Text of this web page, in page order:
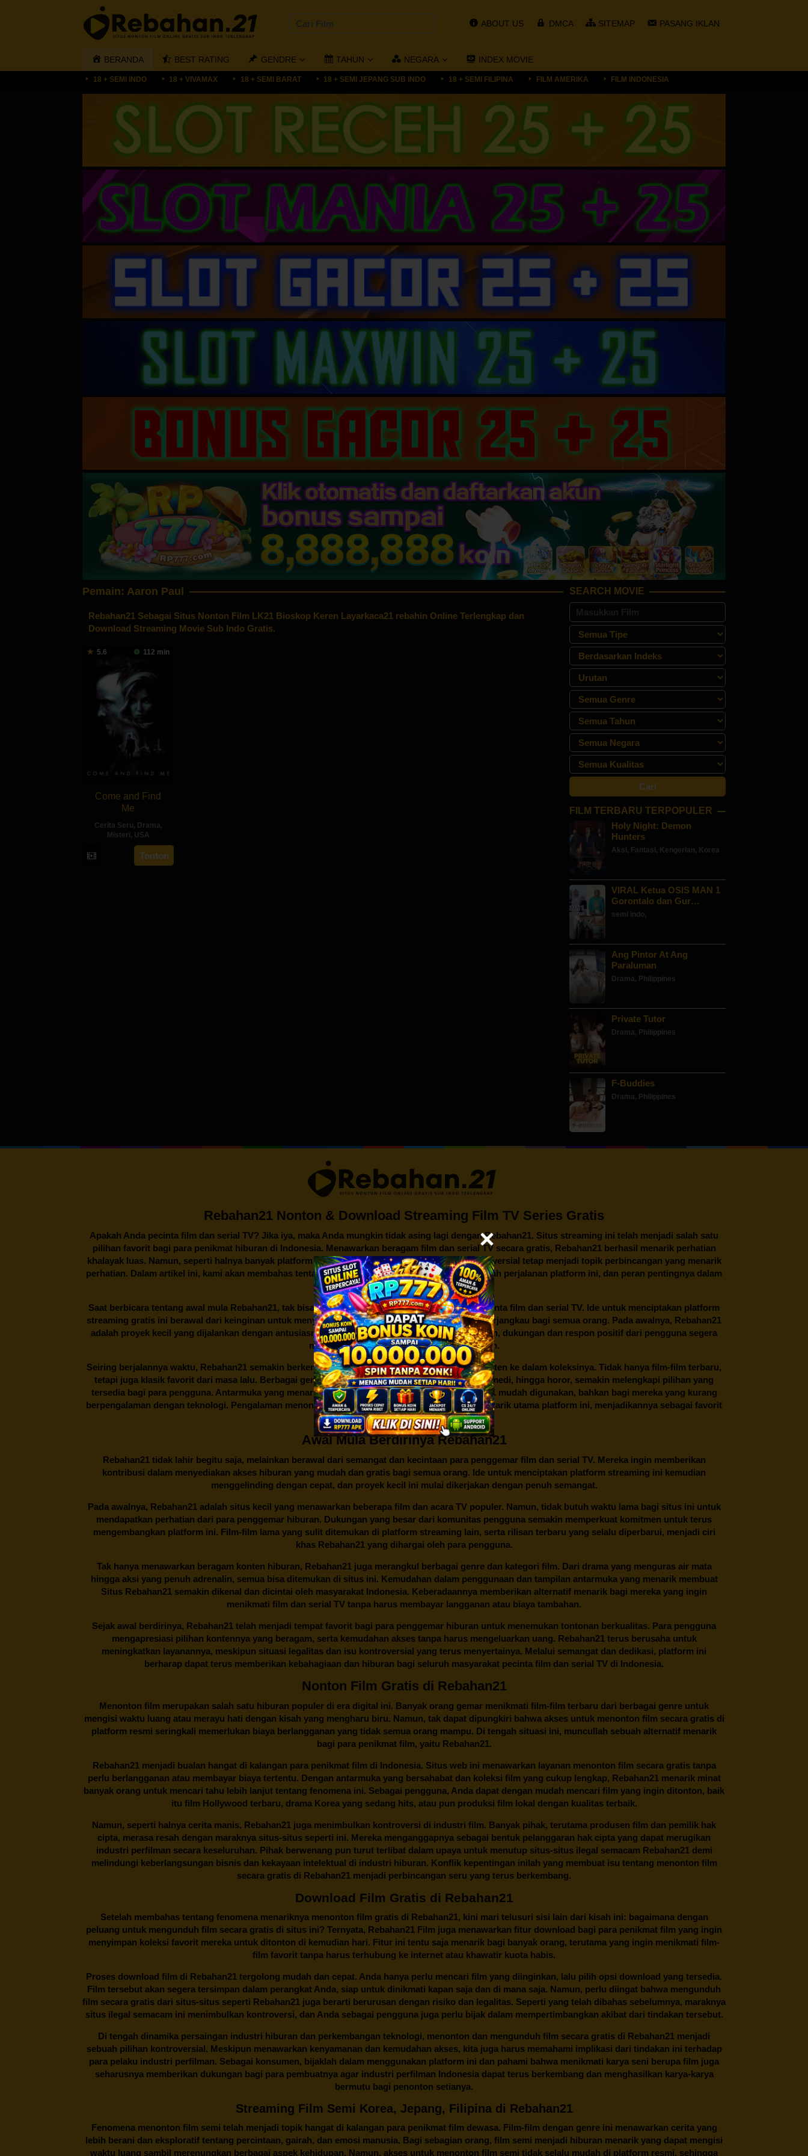
ABOUT US DMCA SITEMAP PASANG IKLAN
BERANDA BEST RATING GENDRE TAHUN NEGARA INDEX MOVIE
18 + SEMI INDO 18 + VIVAMAX 18 + SEMI BARAT 18 + SEMI JEPANG SUB INDO 18 + SEMI FILIPINA FILM AMERIKA FILM INDONESIA
Pemain: Aaron Paul
Rebahan21 Sebagai Situs Nonton Film LK21 Bioskop Keren Layarkaca21 rebahin Online Terlengkap dan
Download Streaming Movie Sub Indo Gratis.
5.6 112 min
Come and Find
Me
Cerita Seru, Drama,
Misteri , USA
Nov
Zack
Whedon
Tonton
SEARCH MOVIE
FILM TERBARU TERPOPULER
Holy Night: Demon
Hunters
Aksi , Fantasi , Kengerian, Korea
VIRAL Ketua OSIS MAN 1
Gorontalo dan Gur…
semi indo,
Ang Pintor At Ang
Paraluman
Drama, Philippines
Private Tutor
Drama, Philippines
F-Buddies
Drama, Philippines
Rebahan21 Nonton & Download Streaming Film TV Series Gratis
Apakah Anda pecinta film dan serial TV? Jika iya, maka Anda mungkin tidak asing lagi denganRebahan21. Situs streaming ini telah menjadi salah satu
pilihan favorit bagi para penikmat hiburan di Indonesia. Menawarkan beragam film dan serial TV secara gratis, Rebahan21berhasil menarik perhatian
khalayak luas. Namun, seperti halnya banyak platform streaming lainnya, legalitas dan isu kontroversial tetap menjadi topik perbincangan yang menarik
perhatian. Dalam artikel ini, kami akan membahas tentang awal mula berdirinya Rebahan21, sejarah perjalanan platform ini, dan peran pentingnya dalam
dunia hiburan Indonesia.
Saat berbicara tentang awal mula Rebahan21, tak bisa lepas dari gairah dan semangat para pencinta film dan serial TV. Ide untuk menciptakan platform
streaming gratis ini berawal dari keinginan untuk menyediakan akses hiburan yang mudah dan terjangkau bagi semua orang. Pada awalnya, Rebahan21
adalah proyek kecil yang dijalankan dengan antusiasme dari sekelompok penggemar film. Namun, dukungan dan respon positif dari pengguna segera
mendorongnya untuk berkembang lebih jauh.
Seiring berjalannya waktu, Rebahan21 semakin berkembang dan menambahkan lebih banyak konten ke dalam koleksinya. Tidak hanya film-film terbaru,
tetapi juga klasik favorit dari masa lalu. Berbagai genre dan kategori, mulai dari aksi, drama, komedi, hingga horor, semakin melengkapi pilihan yang
tersedia bagi para pengguna. Antarmuka yang menarik dan sederhana juga membuatRebahan21mudah digunakan, bahkan bagi mereka yang kurang
berpengalaman dengan teknologi. Pengalaman menonton yang nyaman dan lancar menjadi daya tarik utama platform ini, menjadikannya sebagai favorit
di antara berbagai situs streaming.
Awal Mula Berdirinya Rebahan21
Rebahan21tidak lahir begitu saja, melainkan berawal dari semangat dan kecintaan para penggemar film dan serial TV. Mereka ingin memberikan
kontribusi dalam menyediakan akses hiburan yang mudah dan gratis bagi semua orang. Ide untuk menciptakan platform streaming ini kemudian
menggelinding dengan cepat, dan proyek kecil ini mulai dikerjakan dengan penuh semangat.
Pada awalnya, Rebahan21adalah situs kecil yang menawarkan beberapa film dan acara TV populer. Namun, tidak butuh waktu lama bagi situs ini untuk
mendapatkan perhatian dari para penggemar hiburan. Dukungan yang besar dari komunitas pengguna semakin memperkuat komitmen untuk terus
mengembangkan platform ini. Film-film lama yang sulit ditemukan di platform streaming lain, serta rilisan terbaru yang selalu diperbarui, menjadi ciri
khas Rebahan21yang dihargai oleh para pengguna.
Tak hanya menawarkan beragam konten hiburan, Rebahan21 juga merangkul berbagai genre dan kategori film. Dari drama yang menguras air mata
hingga aksi yang penuh adrenalin, semua bisa ditemukan di situs ini. Kemudahan dalam penggunaan dan tampilan antarmuka yang menarik membuat
Situs Rebahan21 semakin dikenal dan dicintai oleh masyarakat Indonesia. Keberadaannya memberikan alternatif menarik bagi mereka yang ingin
menikmati film dan serial TV tanpa harus membayar langganan atau biaya tambahan.
Sejak awal berdirinya, Rebahan21 telah menjadi tempat favorit bagi para penggemar hiburan untuk menemukan tontonan berkualitas. Para pengguna
mengapresiasi pilihan kontennya yang beragam, serta kemudahan akses tanpa harus mengeluarkan uang. Rebahan21terus berusaha untuk
meningkatkan layanannya, meskipun situasi legalitas dan isu kontroversial yang terus menyertainya. Melalui semangat dan dedikasi, platform ini
berharap dapat terus memberikan kebahagiaan dan hiburan bagi seluruh masyarakat pecinta film dan serial TV di Indonesia.
Nonton Film Gratis di Rebahan21
Menonton film merupakan salah satu hiburan populer di era digital ini. Banyak orang gemar menikmati film-film terbaru dari berbagai genre untuk
mengisi waktu luang atau merayu hati dengan kisah yang mengharu biru. Namun, tak dapat dipungkiri bahwa akses untuk menonton film secara gratis di
platform resmi seringkali memerlukan biaya berlangganan yang tidak semua orang mampu. Di tengah situasi ini, muncullah sebuah alternatif menarik
bagi para penikmat film, yaitu Rebahan21.
Rebahan21menjadi bualan hangat di kalangan para penikmat film di Indonesia. Situs web ini menawarkan layanan menonton film secara gratis tanpa
perlu berlangganan atau membayar biaya tertentu. Dengan antarmuka yang bersahabat dan koleksi film yang cukup lengkap, Rebahan21menarik minat
banyak orang untuk mencari tahu lebih lanjut tentang fenomena ini. Sebagai pengguna, Anda dapat dengan mudah mencari film yang ingin ditonton, baik
itu film Hollywood terbaru, drama Korea yang sedang hits, atau pun produksi film lokal dengan kualitas terbaik.
Namun, seperti halnya cerita manis, Rebahan21 juga menimbulkan kontroversi di industri film. Banyak pihak, terutama produsen film dan pemilik hak
cipta, merasa resah dengan maraknya situs-situs seperti ini. Mereka menganggapnya sebagai bentuk pelanggaran hak cipta yang dapat merugikan
industri perfilman secara keseluruhan. Pihak berwenang pun turut terlibat dalam upaya untuk menutup situs-situs ilegal semacam Rebahan21 demi
melindungi keberlangsungan bisnis dan kekayaan intelektual di industri hiburan. Konflik kepentingan inilah yang membuat isu tentang menonton film
secara gratis di Rebahan21 menjadi perbincangan seru yang terus berkembang.
Download Film Gratis di Rebahan21
Setelah membahas tentang fenomena menariknya menonton film gratis di Rebahan21, kini mari telusuri sisi lain dari kisah ini: bagaimana dengan
peluang untuk mengunduh film secara gratis di situs ini? Ternyata, Rebahan21 Film juga menawarkan fitur download bagi para penikmat film yang ingin
menyimpan koleksi favorit mereka untuk ditonton di kemudian hari. Fitur ini tentu saja menarik bagi banyak orang, terutama yang ingin menikmati film-
film favorit tanpa harus terhubung ke internet atau khawatir kuota habis.
Proses download film di Rebahan21 tergolong mudah dan cepat. Anda hanya perlu mencari film yang diinginkan, lalu pilih opsi download yang tersedia.
Film tersebut akan segera tersimpan dalam perangkat Anda, siap untuk dinikmati kapan saja dan di mana saja. Namun, perlu diingat bahwa mengunduh
film secara gratis dari situs-situs seperti Rebahan21 juga berarti berurusan dengan risiko dan legalitas. Seperti yang telah dibahas sebelumnya, maraknya
situs ilegal semacam ini menimbulkan kontroversi, dan Anda sebagai pengguna juga perlu bijak dalam mempertimbangkan akibat dari tindakan tersebut.
Di tengah dinamika persaingan industri hiburan dan perkembangan teknologi, menonton dan mengunduh film secara gratis di Rebahan21 menjadi
sebuah pilihan kontroversial. Meskipun menawarkan kenyamanan dan kemudahan akses, kita juga harus memahami implikasi dari tindakan ini terhadap
para pelaku industri perfilman. Sebagai konsumen, bijaklah dalam menggunakan platform ini dan pahami bahwa menikmati karya seni berupa film juga
seharusnya memberikan dukungan bagi para pembuatnya agar industri perfilman Indonesia dapat terus berkembang dan menghasilkan karya-karya
bermutu bagi penonton setianya.
Streaming Film Semi Korea, Jepang, Filipina di Rebahan21
Fenomena menonton film semi telah menjadi topik hangat di kalangan para penikmat film dewasa. Film-film dengan genre ini menawarkan cerita yang
lebih berani dan eksploratif tentang percintaan, gairah, dan emosi manusia. Bagi sebagian orang, film semi menjadi hiburan menarik yang dapat mengisi
waktu luang sambil merenungkan berbagai aspek kehidupan. Namun, akses untuk menonton film semi tidak selalu mudah di platform resmi, sehingga